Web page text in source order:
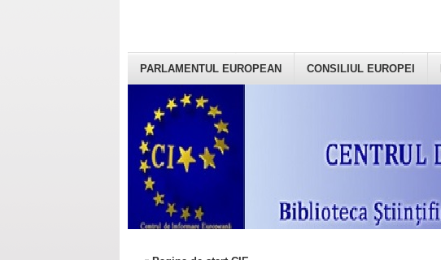
PARLAMENTUL EUROPEAN CONSILIUL EUROPEI